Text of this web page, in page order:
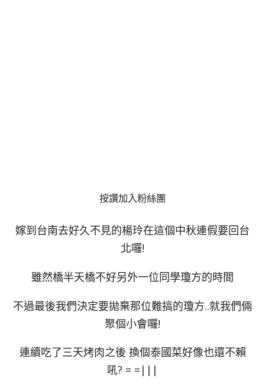
按讚加入粉絲團
嫁到台南去好久不見的楊玲在這個中秋連假要回台
北囉!
雖然橋半天橋不好另外一位同學瓊方的時間
不過最後我們決定要拋棄那位難搞的瓊方..就我們倆
聚個小會囉!
連續吃了三天烤肉之後 換個泰國菜好像也還不賴
吼? = =|||